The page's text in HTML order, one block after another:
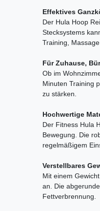
Effektives
Der Hula Hoop
Stecksystems
Training,
Für Zuhause,
Ob im
Minuten Training
zu stärken.
Hochwertige
Der Fitness Hula
Bewegung. Die
regelmäßigem
Verstellbares
Mit einem
an. Die
Fettverbrennung.